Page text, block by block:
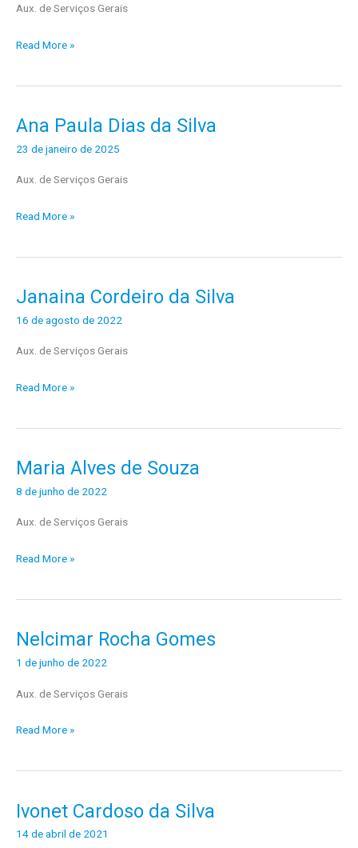
Aux. de Serviços Gerais
Oliveira
Amaral
Read More »
Ana Paula Dias da Silva
23 de janeiro de 2025
Aux. de Serviços Gerais
Ana
Paula
da
Read More »
Janaina Cordeiro da Silva
16 de agosto de 2022
Aux. de Serviços Gerais
Janaina
Cordeiro
Silva
Read More »
Maria Alves de Souza
8 de junho de 2022
Aux. de Serviços Gerais
Maria
Alves
Souza
Read More »
Nelcimar Rocha Gomes
1 de junho de 2022
Aux. de Serviços Gerais
Nelcimar
Rocha
Read More »
Ivonet Cardoso da Silva
14 de abril de 2021
Ivonet
Cardoso